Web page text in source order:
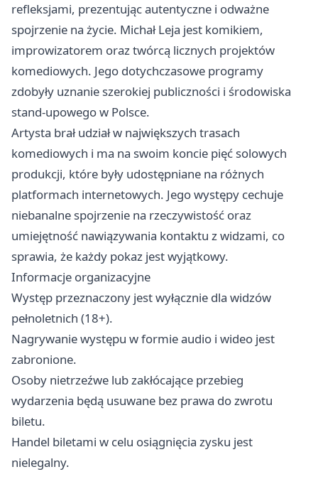
refleksjami, prezentując autentyczne i odważne
spojrzenie na życie. Michał Leja jest komikiem,
improwizatorem oraz twórcą licznych projektów
komediowych. Jego dotychczasowe programy
zdobyły uznanie szerokiej publiczności i środowiska
stand-upowego w Polsce.
Artysta brał udział w największych trasach
komediowych i ma na swoim koncie pięć solowych
produkcji, które były udostępniane na różnych
platformach internetowych. Jego występy cechuje
niebanalne spojrzenie na rzeczywistość oraz
umiejętność nawiązywania kontaktu z widzami, co
sprawia, że każdy pokaz jest wyjątkowy.
Informacje organizacyjne
Występ przeznaczony jest wyłącznie dla widzów
pełnoletnich (18+).
Nagrywanie występu w formie audio i wideo jest
zabronione.
Osoby nietrzeźwe lub zakłócające przebieg
wydarzenia będą usuwane bez prawa do zwrotu
biletu.
Handel biletami w celu osiągnięcia zysku jest
nielegalny.